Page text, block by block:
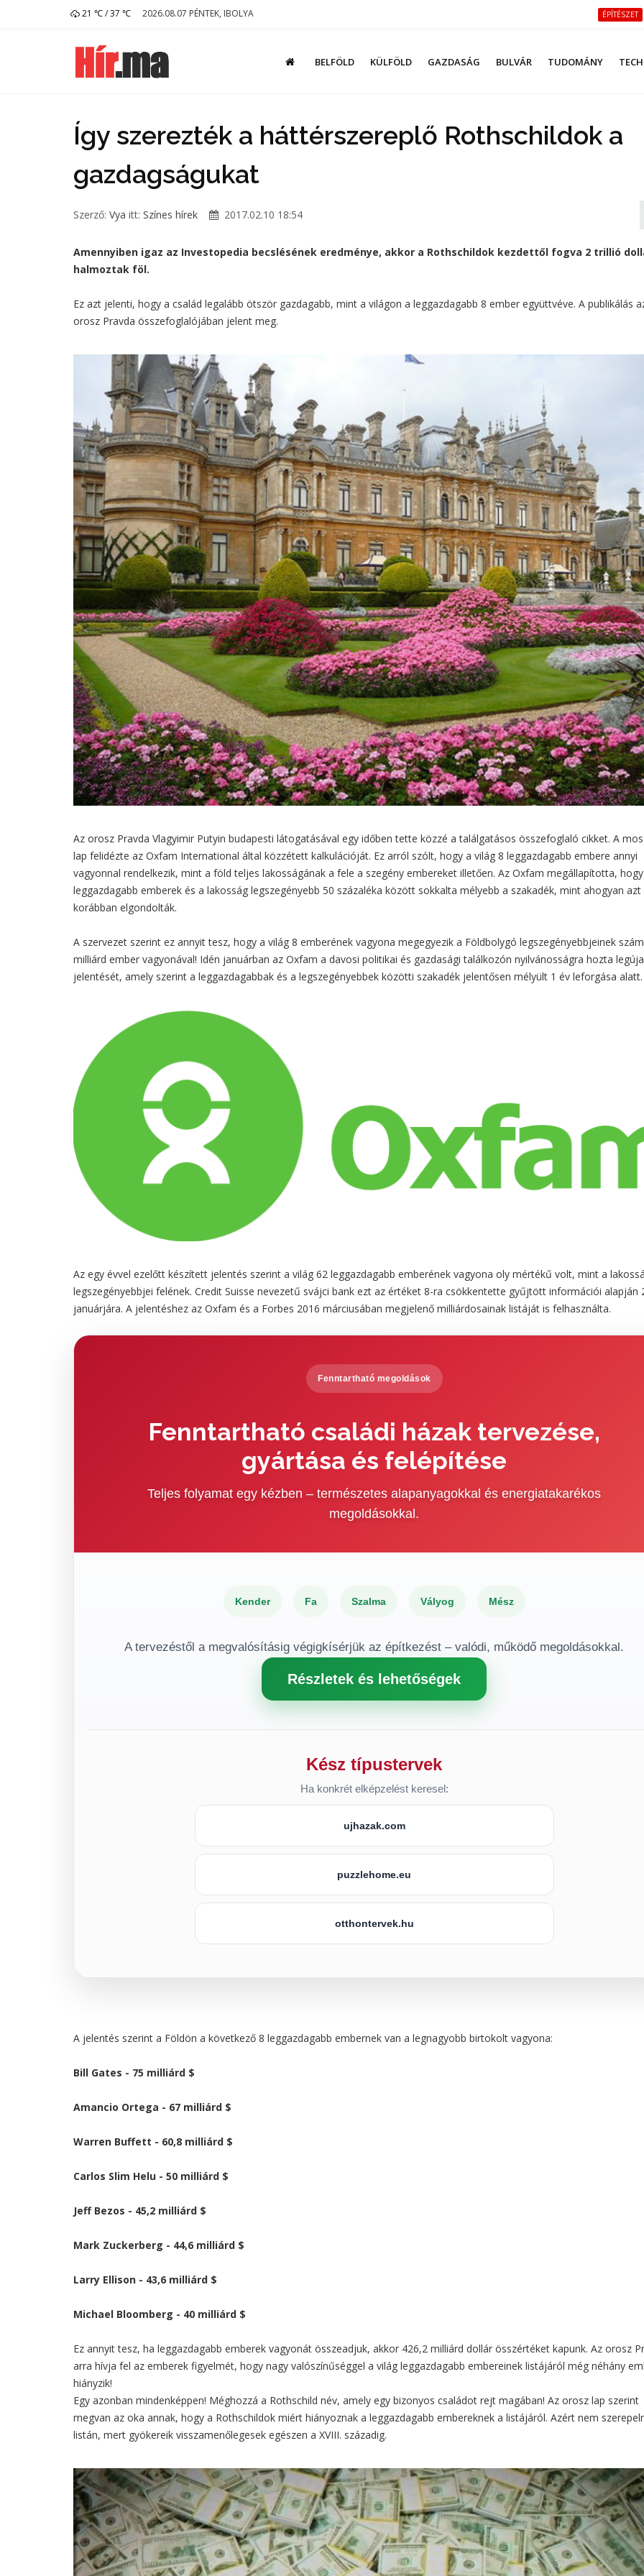
21 ℃ / 37 ℃ 2026.08.07 PÉNTEK, IBOLYA ÉPÍTÉSZET
BELFÖLD KÜLFÖLD GAZDASÁG BULVÁR TUDOMÁNY TECH
Így szerezték a háttérszereplő Rothschildok a
gazdagságukat
Szerző: Vya itt: Színes hírek 2017.02.10 18:54
Amennyiben igaz az Investopedia becslésének eredménye, akkor a Rothschildok kezdettől fogva 2 trillió
halmoztak föl.
Ez azt jelenti, hogy a család legalább ötször gazdagabb, mint a világon a leggazdagabb 8 ember együttvéve. A publikálás
orosz Pravda összefoglalójában jelent meg.
Az orosz Pravda Vlagyimir Putyin budapesti látogatásával egy időben tette közzé a találgatásos összefoglaló cikket. A
lap felidézte az Oxfam International által közzétett kalkulációját. Ez arról szólt, hogy a világ 8 leggazdagabb embere annyi
vagyonnal rendelkezik, mint a föld teljes lakosságának a fele a szegény embereket illetően. Az Oxfam megállapította,
leggazdagabb emberek és a lakosság legszegényebb 50 százaléka között sokkalta mélyebb a szakadék, mint ahogyan azt
korábban elgondolták.
A szervezet szerint ez annyit tesz, hogy a világ 8 emberének vagyona megegyezik a Földbolygó legszegényebbjeinek
milliárd ember vagyonával! Idén januárban az Oxfam a davosi politikai és gazdasági találkozón nyilvánosságra hozta
jelentését, amely szerint a leggazdagabbak és a legszegényebbek közötti szakadék jelentősen mélyült 1 év leforgása alatt.
Az egy évvel ezelőtt készített jelentés szerint a világ 62 leggazdagabb emberének vagyona oly mértékű volt, mint a
legszegényebbjei felének. Credit Suisse nevezetű svájci bank ezt az értéket 8-ra csökkentette gyűjtött információi alapján
januárjára. A jelentéshez az Oxfam és a Forbes 2016 márciusában megjelenő milliárdosainak listáját is felhasználta.
Fenntartható megoldások
Fenntartható családi házak tervezése,
gyártása és felépítése
Teljes folyamat egy kézben – természetes alapanyagokkal és energiatakarékos
megoldásokkal.
Kender Fa Szalma Vályog Mész
A tervezéstől a megvalósításig végigkísérjük az építkezést – valódi, működő megoldásokkal.
Részletek és lehetőségek
Kész típustervek
Ha konkrét elképzelést keresel:
ujhazak.com
puzzlehome.eu
otthontervek.hu
A jelentés szerint a Földön a következő 8 leggazdagabb embernek van a legnagyobb birtokolt vagyona:
Bill Gates - 75 milliárd $
Amancio Ortega - 67 milliárd $
Warren Buffett - 60,8 milliárd $
Carlos Slim Helu - 50 milliárd $
Jeff Bezos - 45,2 milliárd $
Mark Zuckerberg - 44,6 milliárd $
Larry Ellison - 43,6 milliárd $
Michael Bloomberg - 40 milliárd $
Ez annyit tesz, ha leggazdagabb emberek vagyonát összeadjuk, akkor 426,2 milliárd dollár összértéket kapunk. Az orosz
arra hívja fel az emberek figyelmét, hogy nagy valószínűséggel a világ leggazdagabb embereinek listájáról még néhány
hiányzik!
Egy azonban mindenképpen! Méghozzá a Rothschild név, amely egy bizonyos családot rejt magában! Az orosz lap szerint
megvan az oka annak, hogy a Rothschildok miért hiányoznak a leggazdagabb embereknek a listájáról. Azért nem
listán, mert gyökereik visszamenőlegesek egészen a XVIII. századig.